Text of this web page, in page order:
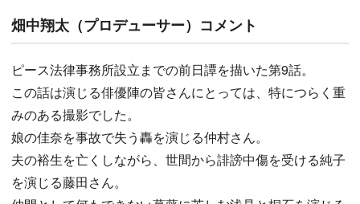
畑中翔太（プロデューサー）コメント
ピース法律事務所設立までの前日譚を描いた第9話。
この話は演じる俳優陣の皆さんにとっては、特につらく重
みのある撮影でした。
娘の佳奈を事故で失う轟を演じる仲村さん。
夫の裕生を亡くしながら、世間から誹謗中傷を受ける純子
を演じる藤田さん。